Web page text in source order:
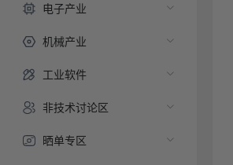
电子产业
机械产业
工业软件
非技术讨论区
晒单专区